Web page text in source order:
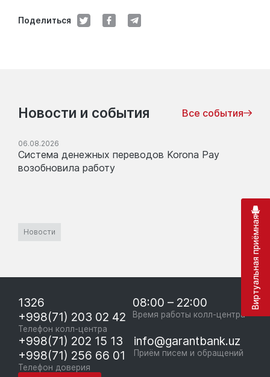
Поделиться
Новости и события Все события
06.08.2026
Система денежных переводов Korona Pay
возобновила работу
Новости
1326
+998(71) 203 02 42
Телефон колл-центра
08:00 – 22:00
Время работы колл-центра
+998(71) 202 15 13
+998(71) 256 66 01
Телефон доверия
info@garantbank.uz
Приём писем и обращений
Виртуальная приёмная